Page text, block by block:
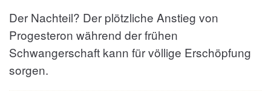
Der Nachteil? Der plötzliche Anstieg von
Progesteron während der frühen
Schwangerschaft kann für völlige Erschöpfung
sorgen.